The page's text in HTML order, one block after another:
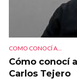
COMO CONOCÍ A...
Cómo conocí
Carlos Tejero